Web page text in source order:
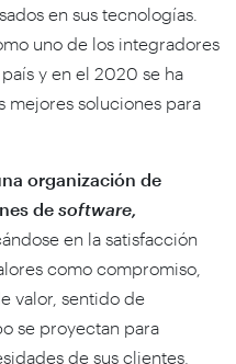
en sus tecnologías.
uno de los integradores
y en el 2020 se ha
mejores soluciones para
organización de
de software,
en la satisfacción
como compromiso,
valor, sentido de
se proyectan para
de sus clientes,